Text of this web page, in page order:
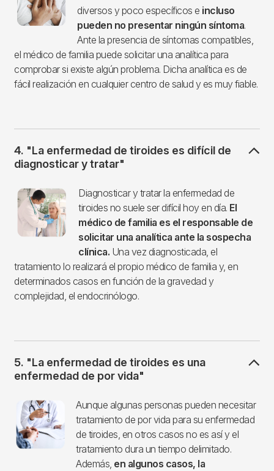
diversos y poco específicos e incluso
pueden no presentar ningún síntoma.
Ante la presencia de síntomas compatibles,
el médico de familia puede solicitar una analítica para
comprobar si existe algún problema. Dicha analítica es de
fácil realización en cualquier centro de salud y es muy fiable.
4. "La enfermedad de tiroides es difícil de
diagnosticar y tratar"
Imagen
Diagnosticar y tratar la enfermedad de
tiroides no suele ser difícil hoy en día. El
médico de familia es el responsable de
solicitar una analítica ante la sospecha
clínica. Una vez diagnosticada, el
tratamiento lo realizará el propio médico de familia y, en
determinados casos en función de la gravedad y
complejidad, el endocrinólogo.
5. "La enfermedad de tiroides es una
enfermedad de por vida"
Imagen
Aunque algunas personas pueden necesitar
tratamiento de por vida para su enfermedad
de tiroides, en otros casos no es así y el
tratamiento dura un tiempo delimitado.
Además, en algunos casos, la